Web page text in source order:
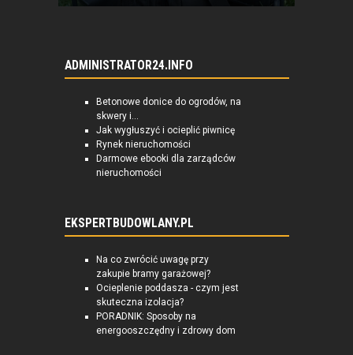
ADMINISTRATOR24.INFO
Betonowe donice do ogrodów, na
skwery i...
Jak wygłuszyć i ocieplić piwnicę
Rynek nieruchomości
Darmowe ebooki dla zarządców
nieruchomości
EKSPERTBUDOWLANY.PL
Na co zwrócić uwagę przy
zakupie bramy garażowej?
Ocieplenie poddasza - czym jest
skuteczna izolacja?
PORADNIK: Sposoby na
energooszczędny i zdrowy dom